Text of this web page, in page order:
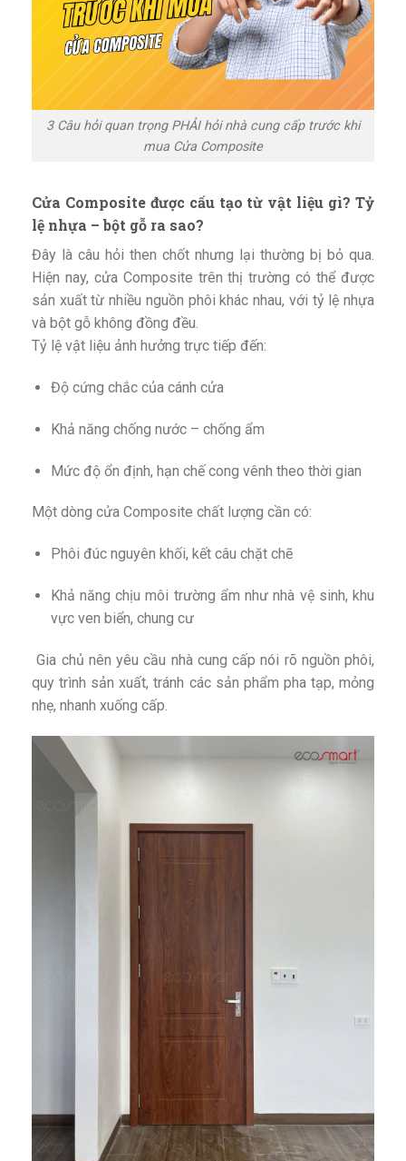
3 Câu hỏi quan trọng PHẢI hỏi nhà cung cấp trước khi
mua Cửa Composite
Cửa Composite được cấu tạo từ vật liệu gì? Tỷ
lệ nhựa – bột gỗ ra sao?
Đây là câu hỏi then chốt nhưng lại thường bị bỏ qua.
Hiện nay, cửa Composite trên thị trường có thể được
sản xuất từ nhiều nguồn phôi khác nhau, với tỷ lệ nhựa
và bột gỗ không đồng đều.
Tỷ lệ vật liệu ảnh hưởng trực tiếp đến:
Độ cứng chắc của cánh cửa
Khả năng chống nước – chống ẩm
Mức độ ổn định, hạn chế cong vênh theo thời gian
Một dòng cửa Composite chất lượng cần có:
Phôi đúc nguyên khối, kết câu chặt chẽ
Khả năng chịu môi trường ẩm như nhà vệ sinh, khu
vực ven biển, chung cư
Gia chủ nên yêu cầu nhà cung cấp nói rõ nguồn phôi,
quy trình sản xuất, tránh các sản phẩm pha tạp, mỏng
nhẹ, nhanh xuống cấp.